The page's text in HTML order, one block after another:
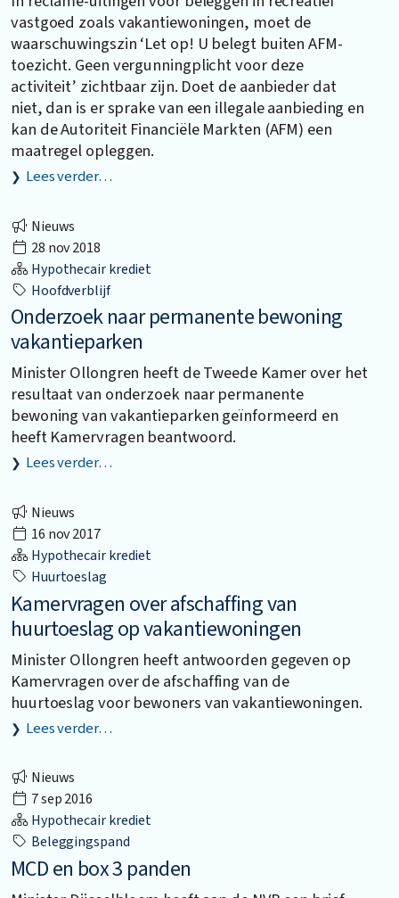
vastgoed zoals vakantiewoningen, moet de
waarschuwingszin ‘Let op! U belegt buiten AFM-
toezicht. Geen vergunningplicht voor deze
activiteit’ zichtbaar zijn. Doet de aanbieder dat
niet, dan is er sprake van een illegale aanbieding en
kan de Autoriteit Financiële Markten (AFM) een
maatregel opleggen.
Lees verder…
Nieuws
28 nov 2018
Hypothecair krediet
Hoofdverblijf
Onderzoek naar permanente bewoning
vakantieparken
Minister Ollongren heeft de Tweede Kamer over het
resultaat van onderzoek naar permanente
bewoning van vakantieparken geïnformeerd en
heeft Kamervragen beantwoord.
Lees verder…
Nieuws
16 nov 2017
Hypothecair krediet
Huurtoeslag
Kamervragen over afschaffing van
huurtoeslag op vakantiewoningen
Minister Ollongren heeft antwoorden gegeven op
Kamervragen over de afschaffing van de
huurtoeslag voor bewoners van vakantiewoningen.
Lees verder…
Nieuws
7 sep 2016
Hypothecair krediet
Beleggingspand
MCD en box 3 panden